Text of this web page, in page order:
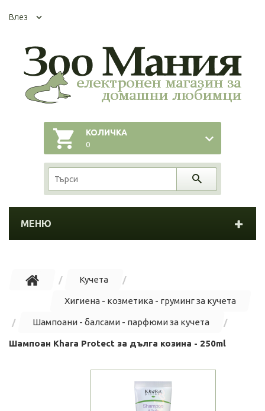
Влез
КОЛИЧКА
0
МЕНЮ
Кучета
Хигиена - козметика - груминг за кучета
Шампоани - балсами - парфюми за кучета
Шампоан Khara Protect за дълга козина - 250ml